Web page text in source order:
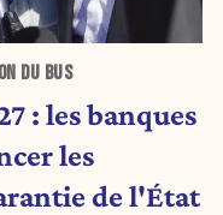
DU BUS
: les banques
les
de l'État